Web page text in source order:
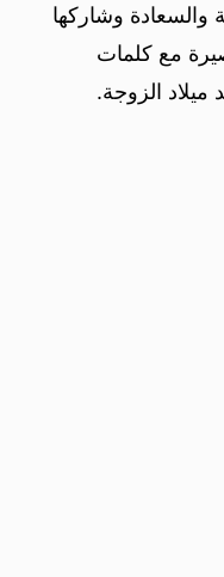
والسعادة وشاركها
مع كلمات
الزوجة.